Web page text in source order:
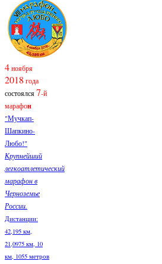
4ноября
2018 года
состоялся7-й
марафон
"Мучкап-
Шапкино-
Любо!"
Крупнейший
легкоатлетический
марафон в
Черноземье
России.
Дистанции:
42,195 км,
21,0975 км, 10
км, 1055 метров